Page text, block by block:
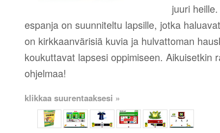
juuri
espanja on suunniteltu lapsille, jotka
on kirkkaanvärisiä kuvia ja hulvattoman
koukuttavat lapsesi oppimiseen. Aikuisetkin
ohjelmaa!
klikkaa suurentaaksesi »